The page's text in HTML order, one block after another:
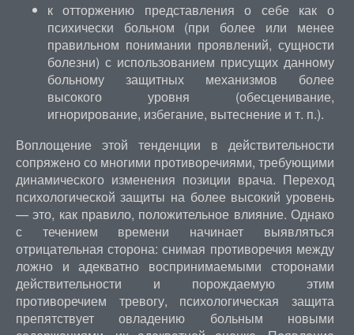
к отторжению представления о себе как о
психически больном (при более или менее
правильном понимании проявлений, сущности
болезни) с использованием присущих данному
больному защитных механизмов более
высокого уровня (обесценивание,
игнорирование, избегание, вытеснение и т. п.).
Воплощение этой тенденции в действительности
сопряжено со многими противоречиями, требующими
динамического изменения позиции врача. Переход
психологической защиты на более высокий уровень
— это, как правило, положительное влияние. Однако
с течением времени начинает выявляться
отрицательная сторона: снимая противоречия между
ложно и адекватно воспринимаемыми сторонами
действительности и порождаемую этим
противоречием тревогу, психологическая защита
препятствует овладению больным новыми